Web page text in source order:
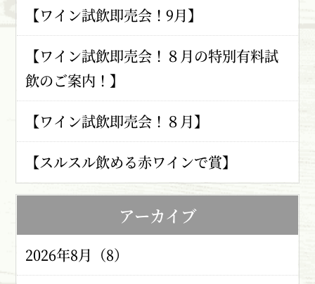
【ワイン試飲即売会！9月】
【ワイン試飲即売会！８月の特別有料試
飲のご案内！】
【ワイン試飲即売会！８月】
【スルスル飲める赤ワインで賞】
アーカイブ
2026年8月（8）